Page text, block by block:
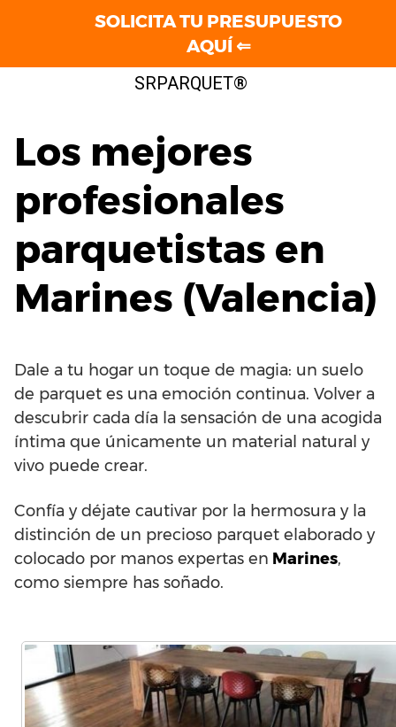
SRPARQUET®
Los mejores
profesionales
parquetistas en
Marines (Valencia)
Dale a tu hogar un toque de magia: un suelo
de parquet es una emoción continua. Volver a
descubrir cada día la sensación de una acogida
íntima que únicamente un material natural y
vivo puede crear.
Confía y déjate cautivar por la hermosura y la
distinción de un precioso parquet elaborado y
colocado por manos expertas en Marines,
como siempre has soñado.
SOLICITA TU PRESUPUESTO
AQUÍ ⇐